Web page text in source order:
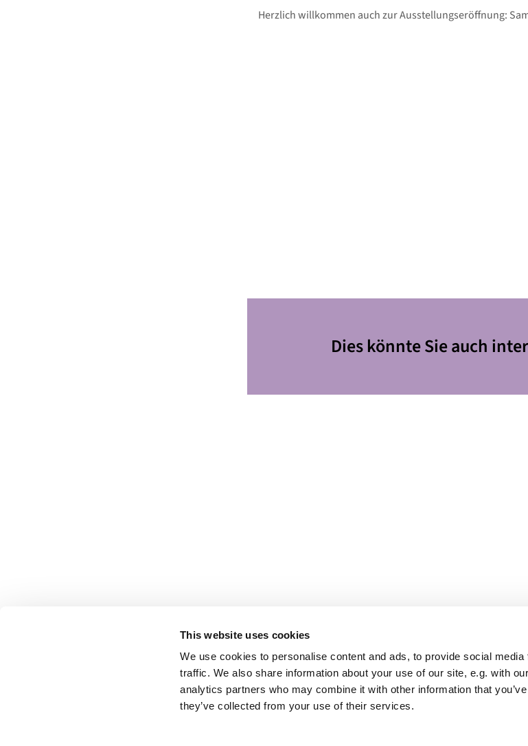
This website uses cookies
We use cookies to personalise content and ads, to provide social
traffic. We also share information about your use of our site, e.g. with
analytics partners who may combine it with other information that
they’ve collected from your use of their services.
Herzlich willkommen auch zur Ausstellungseröffnung:
Dies könnte Sie auch